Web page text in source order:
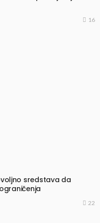
16
sredstava da
22